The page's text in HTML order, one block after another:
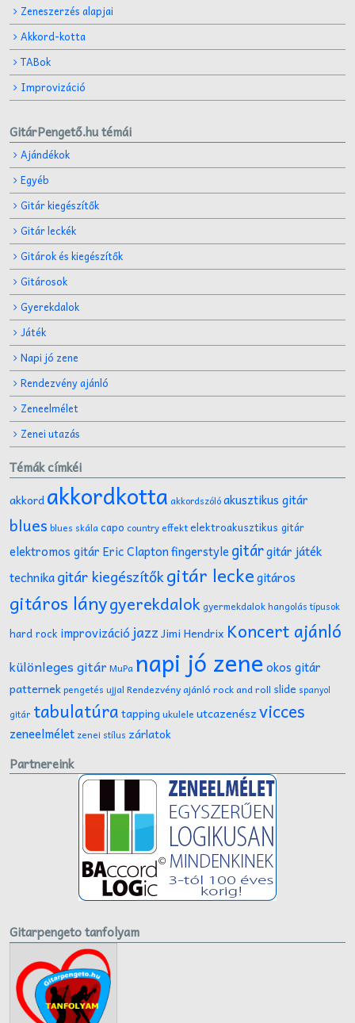
Zeneszerzés alapjai
Akkord-kotta
TABok
Improvizáció
GitárPengető.hu témái
Ajándékok
Egyéb
Gitár kiegészítők
Gitár leckék
Gitárok és kiegészítők
Gitárosok
Gyerekdalok
Játék
Napi jó zene
Rendezvény ajánló
Zeneelmélet
Zenei utazás
Témák címkéi
akkordakkordkotta akkordszólóakusztikus gitár
blues blues skálacapo country effektelektroakusztikus gitár
elektromos gitár Eric Claptonfingerstyle gitárgitár játék
technikagitár kiegészítőkgitár leckegitáros
gitáros lánygyerekdalokgyermekdalokhangolás típusok
hard rock improvizáció jazzJimi Hendrix Koncert ajánló
különleges gitár MuPa napi jó zene okos gitár
patternekpengetés ujjal Rendezvény ajánló rock and roll slide spanyol
gitár tabulatúratapping ukulele utcazenészvicces
zeneelmélet zenei stílus zárlatok
Partnereink
Gitarpengeto tanfolyam